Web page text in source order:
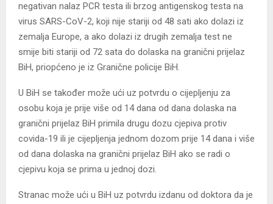
negativan nalaz PCR testa ili brzog antigenskog testa na
virus SARS-CoV-2, koji nije stariji od 48 sati ako dolazi iz
zemalja Europe, a ako dolazi iz drugih zemalja test ne
smije biti stariji od 72 sata do dolaska na granični prijelaz
BiH, priopćeno je iz Granične policije BiH.
U BiH se također može ući uz potvrdu o cijepljenju za
osobu koja je prije više od 14 dana od dana dolaska na
granični prijelaz BiH primila drugu dozu cjepiva protiv
covida-19 ili je cijepljenja jednom dozom prije 14 dana i više
od dana dolaska na granični prijelaz BiH ako se radi o
cjepivu koja se prima u jednoj dozi.
Stranac može ući u BiH uz potvrdu izdanu od doktora da je